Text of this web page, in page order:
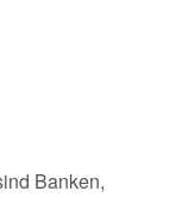
Banken,